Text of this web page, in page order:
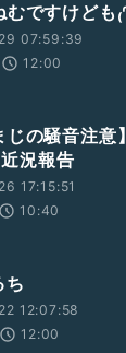
ですけども
07:59:39
12:00
の騒音注意
況報告
17:15:51
10:40
12:07:58
12:00